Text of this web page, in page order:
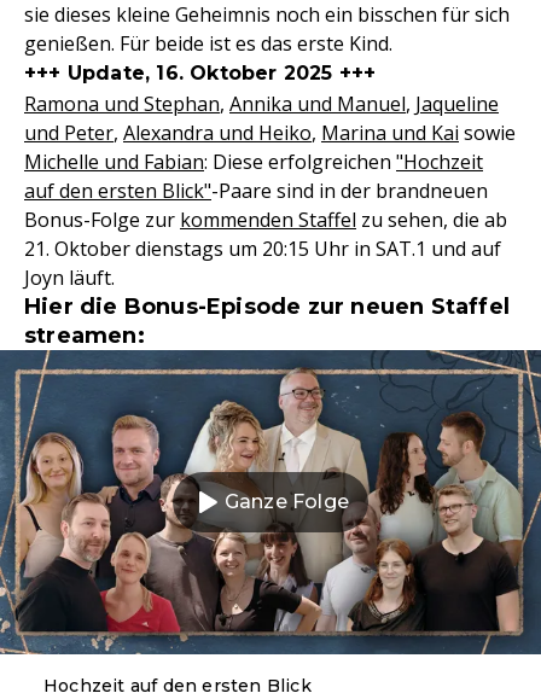
sie dieses kleine Geheimnis noch ein bisschen für sich
genießen. Für beide ist es das erste Kind.
+++ Update, 16. Oktober 2025 +++
Ramona und Stephan, Annika und Manuel, Jaqueline
und Peter, Alexandra und Heiko, Marina und Kai sowie
Michelle und Fabian: Diese erfolgreichen "Hochzeit
auf den ersten Blick"-Paare sind in der brandneuen
Bonus-Folge zur kommenden Staffel zu sehen, die ab
21. Oktober dienstags um 20:15 Uhr in SAT.1 und auf
Joyn läuft.
Hier die Bonus-Episode zur neuen Staffel
streamen:
Ganze Folge
Hochzeit auf den ersten Blick